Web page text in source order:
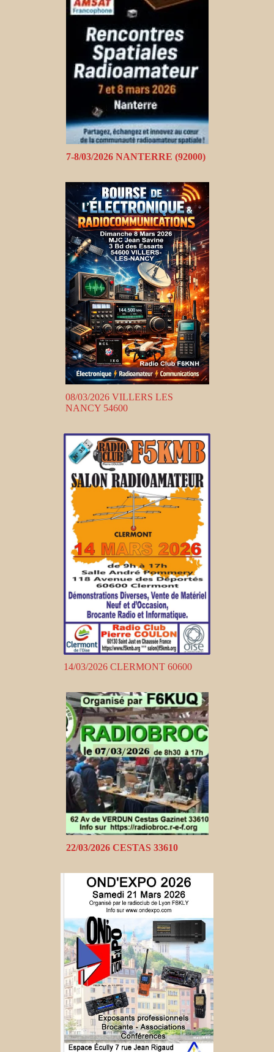
7-8/03/2026 NANTERRE (92000)
08/03/2026 VILLERS LES
NANCY 54600
14/03/2026 CLERMONT 60600
22/03/2026 CESTAS 33610